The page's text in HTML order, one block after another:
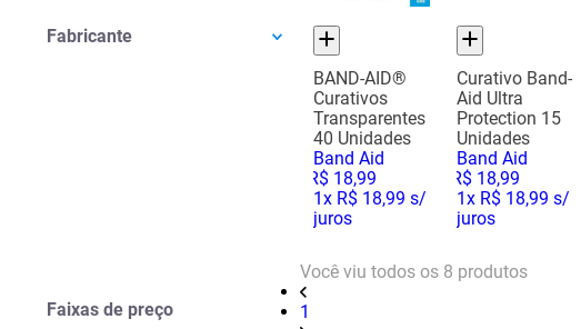
Curativos
Fabricante
Faixas de preço
BAND-AID®
Curativos
Transparentes
40 Unidades
Band Aid
R$ 18,99
1x R$ 18,99 s/
juros
Curativo Band-
Aid Ultra
Protection 15
Unidades
Band Aid
R$ 18,99
1x R$ 18,99 s/
juros
Você viu todos os 8 produtos
1